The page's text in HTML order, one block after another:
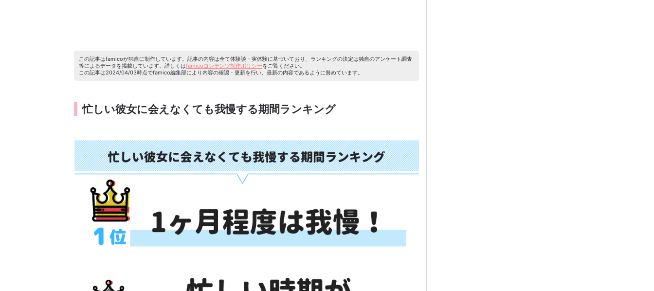
この記事はfamicoが独自に制作しています。記事の内容は全て体験談・実体験に基づいており、ランキングの決定は独自のアンケート調査
等によるデータを掲載しています。詳しくはfamicoコンテンツ制作ポリシーをご覧ください。
この記事は2024/04/03時点でfamico編集部により内容の確認・更新を行い、最新の内容であるように努めています。
忙しい彼女に会えなくても我慢する期間ランキング